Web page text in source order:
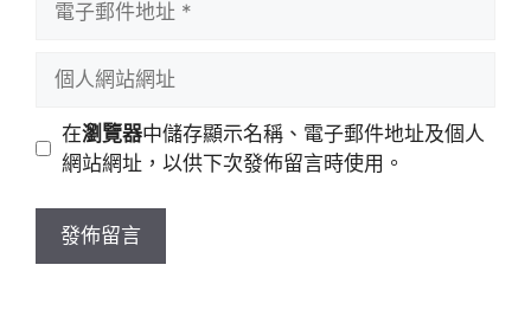
址
站
址
在瀏覽器中儲存顯示名稱、電子郵件地址及個人
網站網址，以供下次發佈留言時使用。